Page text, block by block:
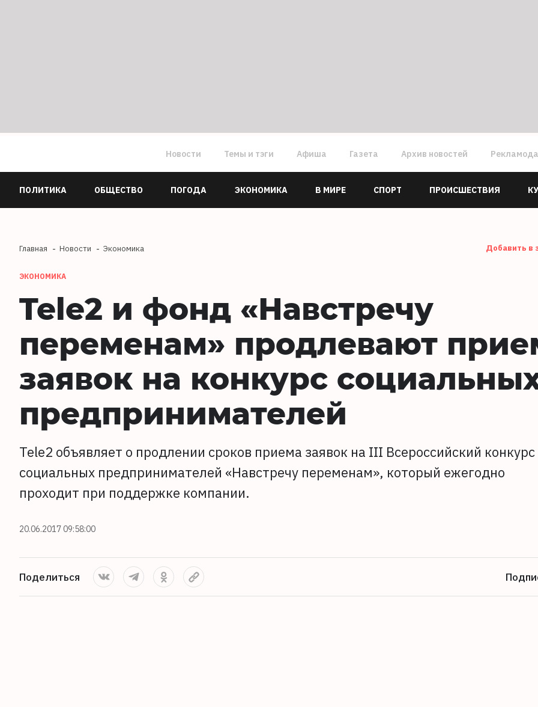
Новости Темы и тэги Афиша Газета Архив новостей
ПОЛИТИКА ОБЩЕСТВО ПОГОДА ЭКОНОМИКА В МИРЕ СПОРТ ПРОИСШЕСТВИЯ
Главная Новости Экономика Добавить в
ЭКОНОМИКА
Tele2 и фонд «Навстречу
переменам» продлевают
заявок на конкурс
предпринимателей
Tele2 объявляет о продлении сроков приема заявок на III Всероссийский конкурс
социальных предпринимателей «Навстречу переменам», который ежегодно
проходит при поддержке компании.
20.06.2017 09:58:00
Поделиться